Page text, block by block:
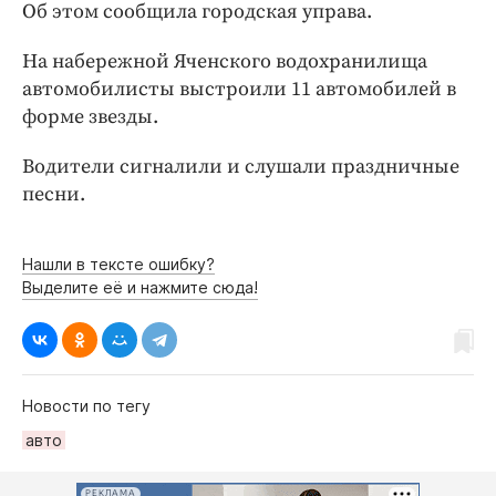
Интересное чтиво
Бренд года
Работодатель года
Об этом сообщила городская управа.
На набережной Яченского водохранилища
автомобилисты выстроили 11 автомобилей в
форме звезды.
Водители сигналили и слушали праздничные
песни.
Нашли в тексте ошибку?
Выделите её и нажмите сюда!
Новости по тегу
авто
РЕКЛАМА